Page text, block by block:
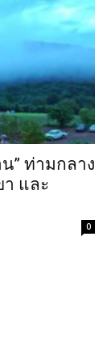
” ท่ามกลาง
และ
0